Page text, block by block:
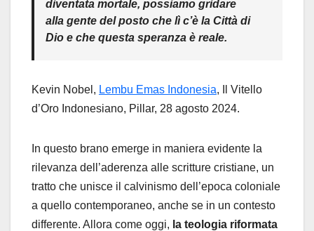
diventata mortale, possiamo gridare
alla gente del posto che lì c’è la Città di
Dio e che questa speranza è reale.
Kevin Nobel, Lembu Emas Indonesia, Il Vitello
d’Oro Indonesiano, Pillar, 28 agosto 2024.
In questo brano emerge in maniera evidente la
rilevanza dell’aderenza alle scritture cristiane, un
tratto che unisce il calvinismo dell’epoca coloniale
a quello contemporaneo, anche se in un contesto
differente. Allora come oggi, la teologia riformata